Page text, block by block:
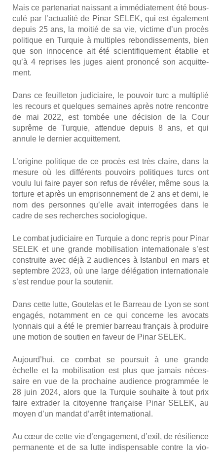
Mais ce par­te­na­riat nais­sant a immé­dia­te­ment été bous­
cu­lé par l’actualité de Pinar SELEK, qui est éga­le­ment
depuis 25 ans, la moi­tié de sa vie, vic­time d’un pro­cès
poli­tique en Tur­quie à mul­tiples rebon­dis­se­ments, bien
que son inno­cence ait été scien­ti­fi­que­ment éta­blie et
qu’à 4 reprises les juges aient pro­non­cé son acquit­te­
ment.
Dans ce feuille­ton judi­ciaire, le pou­voir turc a mul­ti­plié
les recours et quelques semaines après notre ren­contre
de mai 2022, est tom­bée une déci­sion de la Cour
suprême de Tur­quie, atten­due depuis 8 ans, et qui
annule le der­nier acquit­te­ment.
L’origine poli­tique de ce pro­cès est très claire, dans la
mesure où les dif­fé­rents pou­voirs poli­tiques turcs ont
vou­lu lui faire payer son refus de révé­ler, même sous la
tor­ture et après un empri­son­ne­ment de 2 ans et demi, le
nom des per­sonnes qu’elle avait inter­ro­gées dans le
cadre de ses recherches socio­lo­gique.
Le com­bat judi­ciaire en Tur­quie a donc repris pour Pinar
SELEK et une grande mobi­li­sa­tion inter­na­tio­nale s’est
construite avec déjà 2 audiences à Istan­bul en mars et
sep­tembre 2023, où une large délé­ga­tion inter­na­tio­nale
s’est ren­due pour la sou­te­nir.
Dans cette lutte, Gou­te­las et le Bar­reau de Lyon se sont
enga­gés, notam­ment en ce qui concerne les avo­cats
lyon­nais qui a été le pre­mier bar­reau fran­çais à pro­duire
une motion de sou­tien en faveur de Pinar SELEK.
Aujourd’hui, ce com­bat se pour­suit à une grande
échelle et la mobi­li­sa­tion est plus que jamais néces­
saire en vue de la pro­chaine audience pro­gram­mée le
28 juin 2024, alors que la Tur­quie sou­haite à tout prix
faire extra­der la citoyenne fran­çaise Pinar SELEK, au
moyen d’un man­dat d’arrêt inter­na­tio­nal.
Au cœur de cette vie d’engagement, d’exil, de rési­lience
per­ma­nente et de sa lutte indis­pen­sable contre la vio­